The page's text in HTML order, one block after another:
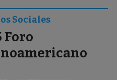
Foro
Sociales